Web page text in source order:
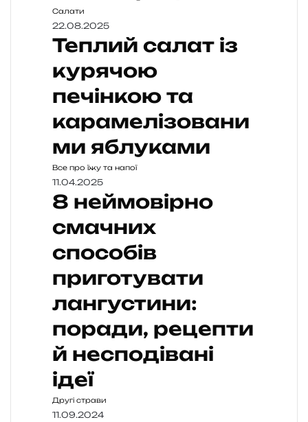
Салати
22.08.2025
Теплий салат із
курячою
печінкою та
карамелізовани
ми яблуками
Все про їжу та напої
11.04.2025
8 неймовірно
смачних
способів
приготувати
лангустини:
поради, рецепти
й несподівані
ідеї
Другі страви
11.09.2024